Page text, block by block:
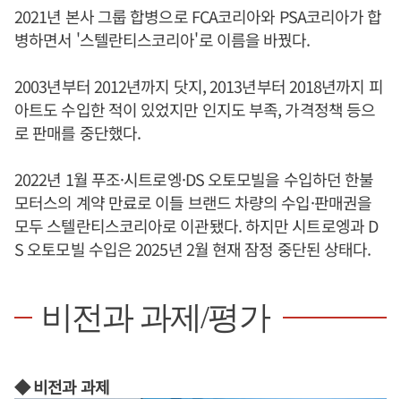
2021년 본사 그룹 합병으로 FCA코리아와 PSA코리아가 합
병하면서 '스텔란티스코리아'로 이름을 바꿨다.
2003년부터 2012년까지 닷지, 2013년부터 2018년까지 피
아트도 수입한 적이 있었지만 인지도 부족, 가격정책 등으
로 판매를 중단했다.
2022년 1월 푸조·시트로엥·DS 오토모빌을 수입하던 한불
모터스의 계약 만료로 이들 브랜드 차량의 수입·판매권을
모두 스텔란티스코리아로 이관됐다. 하지만 시트로엥과 D
S 오토모빌 수입은 2025년 2월 현재 잠정 중단된 상태다.
비전과 과제/평가
◆ 비전과 과제